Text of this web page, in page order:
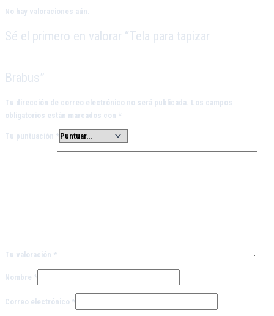
No hay valoraciones aún.
Sé el primero en valorar “Tela para tapizar
Brabus”
Tu dirección de correo electrónico no será publicada. Los campos
obligatorios están marcados con *
Tu puntuación *
Tu valoración *
Nombre *
Correo electrónico *